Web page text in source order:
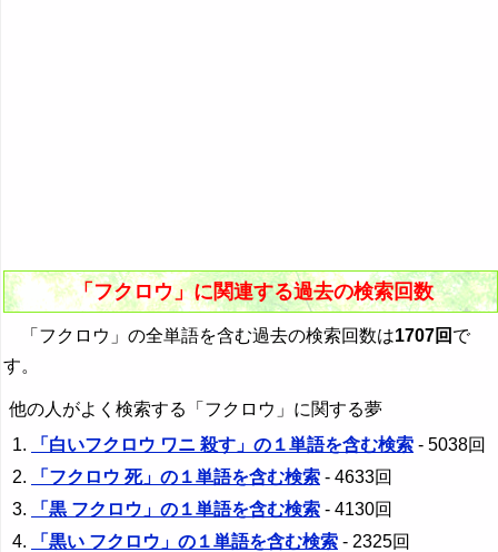
「フクロウ」に関連する過去の検索回数
「フクロウ」の全単語を含む過去の検索回数は1707回 で
す。
他の人がよく検索する「フクロウ」に関する夢
「白いフクロウ ワニ 殺す」の１単語を含む検索 - 5038回
「フクロウ 死」の１単語を含む検索 - 4633回
「黒 フクロウ」の１単語を含む検索 - 4130回
「黒い フクロウ」の１単語を含む検索 - 2325回